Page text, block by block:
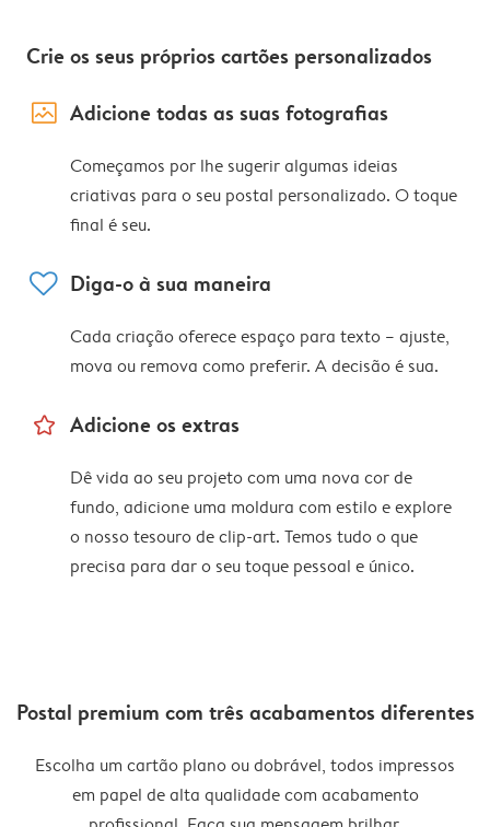
Crie os seus próprios cartões personalizados
image_placeholder Adicione todas as suas fotografias
Começamos por lhe sugerir algumas ideias
criativas para o seu postal personalizado. O toque
final é seu.
heart Diga-o à sua maneira
Cada criação oferece espaço para texto – ajuste,
mova ou remova como preferir. A decisão é sua.
star_outline Adicione os extras
Dê vida ao seu projeto com uma nova cor de
fundo, adicione uma moldura com estilo e explore
o nosso tesouro de clip-art. Temos tudo o que
precisa para dar o seu toque pessoal e único.
Postal premium com três acabamentos diferentes
Escolha um cartão plano ou dobrável, todos impressos
em papel de alta qualidade com acabamento